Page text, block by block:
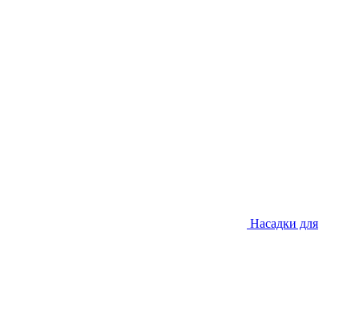
Насадки для